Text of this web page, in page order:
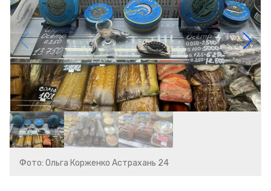
Фото: Ольга Корженко Астрахань 24